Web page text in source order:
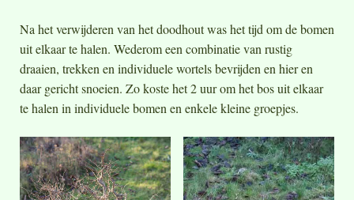
Na het verwijderen van het doodhout was het tijd om de bomen
uit elkaar te halen. Wederom een combinatie van rustig
draaien, trekken en individuele wortels bevrijden en hier en
daar gericht snoeien. Zo koste het 2 uur om het bos uit elkaar
te halen in individuele bomen en enkele kleine groepjes.